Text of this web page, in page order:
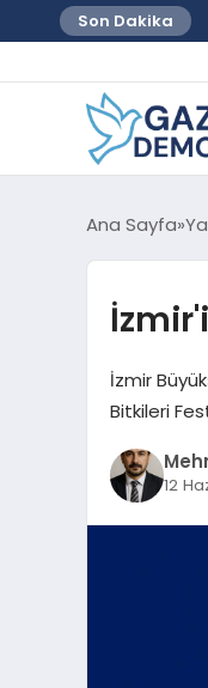
Son Dakika
Ana Sayfa
İzmir
Bitkileri
12